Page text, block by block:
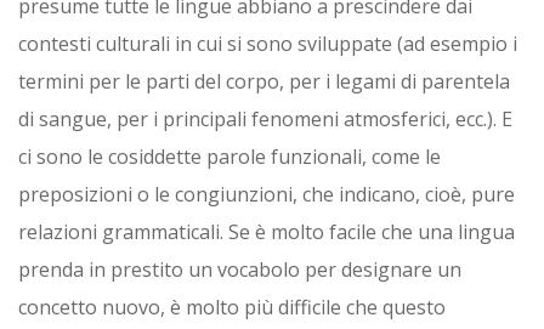
presume tutte le lingue abbiano a prescindere dai
contesti culturali in cui si sono sviluppate (ad esempio i
termini per le parti del corpo, per i legami di parentela
di sangue, per i principali fenomeni atmosferici, ecc.). E
ci sono le cosiddette parole funzionali, come le
preposizioni o le congiunzioni, che indicano, cioè, pure
relazioni grammaticali. Se è molto facile che una lingua
prenda in prestito un vocabolo per designare un
concetto nuovo, è molto più difficile che questo